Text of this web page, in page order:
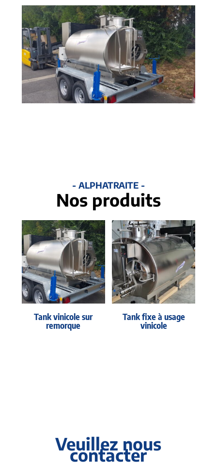
- ALPHATRAITE -
Nos produits
Tank vinicole sur
remorque
Tank fixe à usage
vinicole
Veuillez nous
contacter